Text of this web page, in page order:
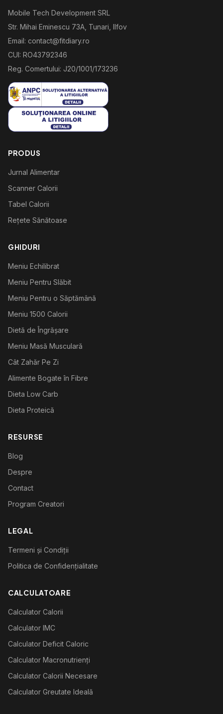
Mobile Tech Development SRL
Str. Mihai Eminescu 73A, Tunari, Ilfov
Email: contact@fitdiary.ro
CUI: RO43792346
Reg. Comertului: J20/1001/173236
PRODUS
Jurnal Alimentar
Scanner Calorii
Tabel Calorii
Rețete Sănătoase
GHIDURI
Meniu Echilibrat
Meniu Pentru Slăbit
Meniu Pentru o Săptămână
Meniu 1500 Calorii
Dietă de Îngrășare
Meniu Masă Musculară
Cât Zahăr Pe Zi
Alimente Bogate în Fibre
Dieta Low Carb
Dieta Proteică
RESURSE
Blog
Despre
Contact
Program Creatori
LEGAL
Termeni și Condiții
Politica de Confidențialitate
CALCULATOARE
Calculator Calorii
Calculator IMC
Calculator Deficit Caloric
Calculator Macronutrienți
Calculator Calorii Necesare
Calculator Greutate Ideală